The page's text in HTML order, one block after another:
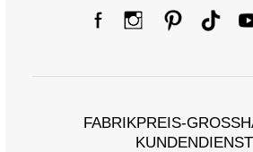
[A] Brustumfang
[E] Ärmellänge
FABRIKPREIS-
UNDENDIENST